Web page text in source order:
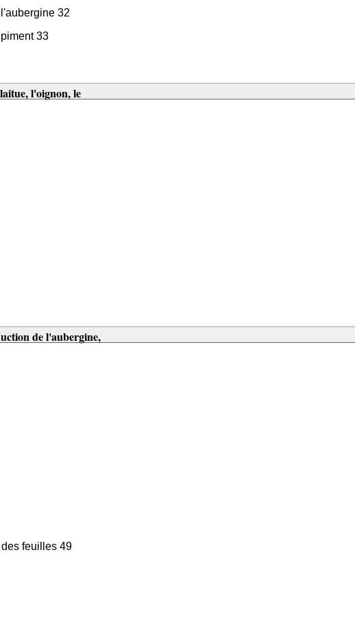
32
33
l'oignon, le
de l'aubergine,
feuilles 49